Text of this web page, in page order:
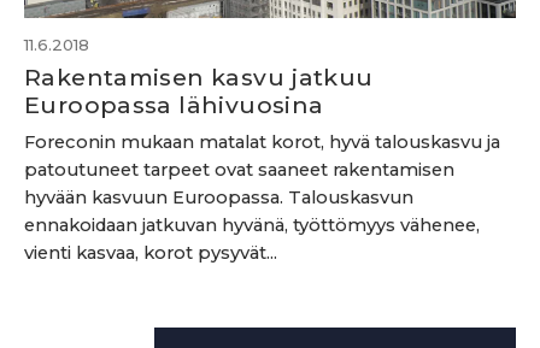
11.6.2018
Rakentamisen kasvu jatkuu
Euroopassa lähivuosina
Foreconin mukaan matalat korot, hyvä talouskasvu ja
patoutuneet tarpeet ovat saaneet rakentamisen
hyvään kasvuun Euroopassa. Talouskasvun
ennakoidaan jatkuvan hyvänä, työttömyys vähenee,
vienti kasvaa, korot pysyvät...